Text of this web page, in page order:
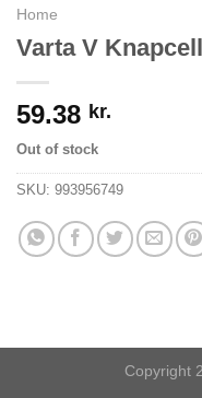
Home
Varta V
59.38 kr.
Out of stock
SKU: 993956749
Copyright